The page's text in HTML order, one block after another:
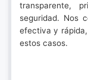
transparente,
seguridad. Nos
efectiva y
estos casos.